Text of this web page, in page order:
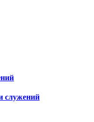
служений